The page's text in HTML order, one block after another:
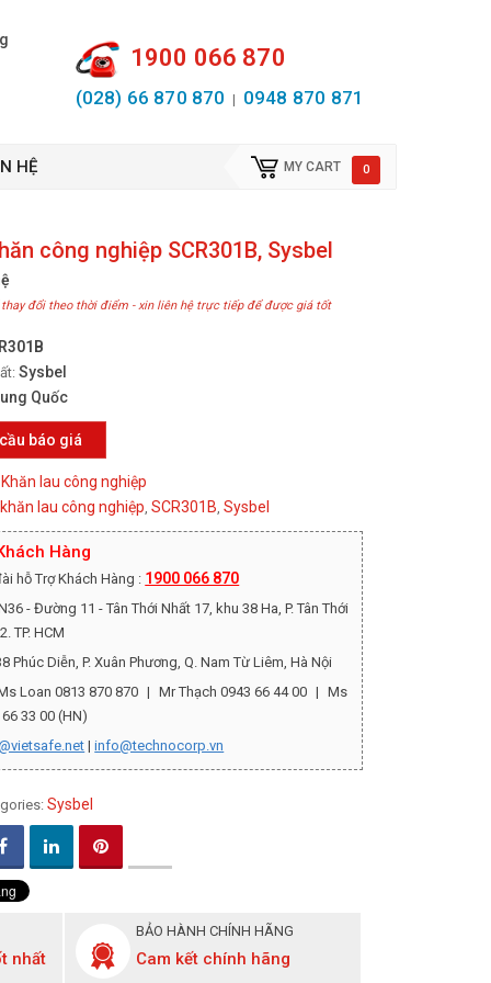
1900 066 870
(028) 66 870 870 0948 870 871
HỆ MY CART 0
công nghiệp SCR301B, Sysbel
đổi theo thời điểm - xin liên hệ trực tiếp để được giá tốt
Sysbel
Quốc
báo giá
Khăn lau công nghiệp
lau công nghiệp,SCR301B,Sysbel
Hàng
hỗ Trợ Khách Hàng : 1900 066 870
- Đường 11 - Tân Thới Nhất 17, khu 38 Ha, P. Tân Thới
TP. HCM
Phúc Diễn, P. Xuân Phương, Q. Nam Từ Liêm, Hà Nội
Loan 0813 870 870 | Mr Thạch 0943 66 44 00 |
Ms
33 00 (HN)
|info@technocorp.vn
Sysbel
nhất
BẢO HÀNH CHÍNH HÃNG
Cam kết chính hãng